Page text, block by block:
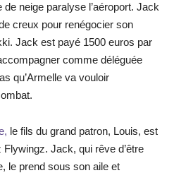
neige paralyse l’aéroport. Jack
creux pour renégocier son
Jack est payé 1500 euros par
comme déléguée
qu’Armelle va vouloir
le fils du grand patron, Louis, est
Jack, qui rêve d’être
le prend sous son aile et